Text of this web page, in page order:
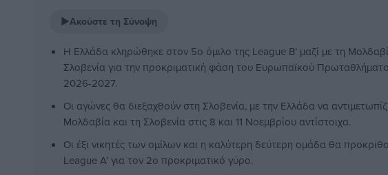
▶Ακούστε τη Σύνοψη
Η Ελλάδα κληρώθηκε στον 5ο όμιλο της League B’ μαζί με τη
Σλοβενία για την προκριματική φάση του Ευρωπαϊκού
2026-2027.
Οι αγώνες θα διεξαχθούν στη Σλοβενία, με την Ελλάδα να
Μολδαβία και τη Σλοβενία στις 8 και 11 Νοεμβρίου αντίστοιχα.
Οι έξι νικητές των ομίλων και η καλύτερη δεύτερη ομάδα θα
League A’ για τον 2ο προκριματικό γύρο.